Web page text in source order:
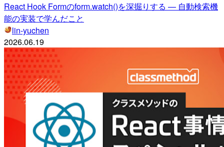
React Hook Formのform.watch()を深掘りする — 自動検索機
能の実装で学んだこと
lin-yuchen
2026.06.19